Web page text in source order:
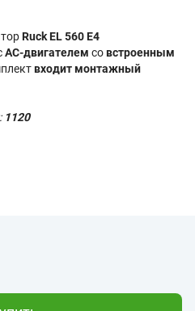
Ruck EL 560 E4
AC-двигателем совстроенным
входит монтажный
1120